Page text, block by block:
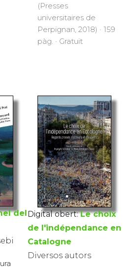
(Presses
universitaires de
Perpignan, 2018) · 159
pàg. · Gratuït
delDigital obert: Le choix
de l'indépendance en
Catalogne
Diversos autors